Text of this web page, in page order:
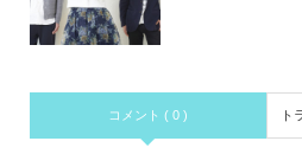
コメント ( 0 ) ト